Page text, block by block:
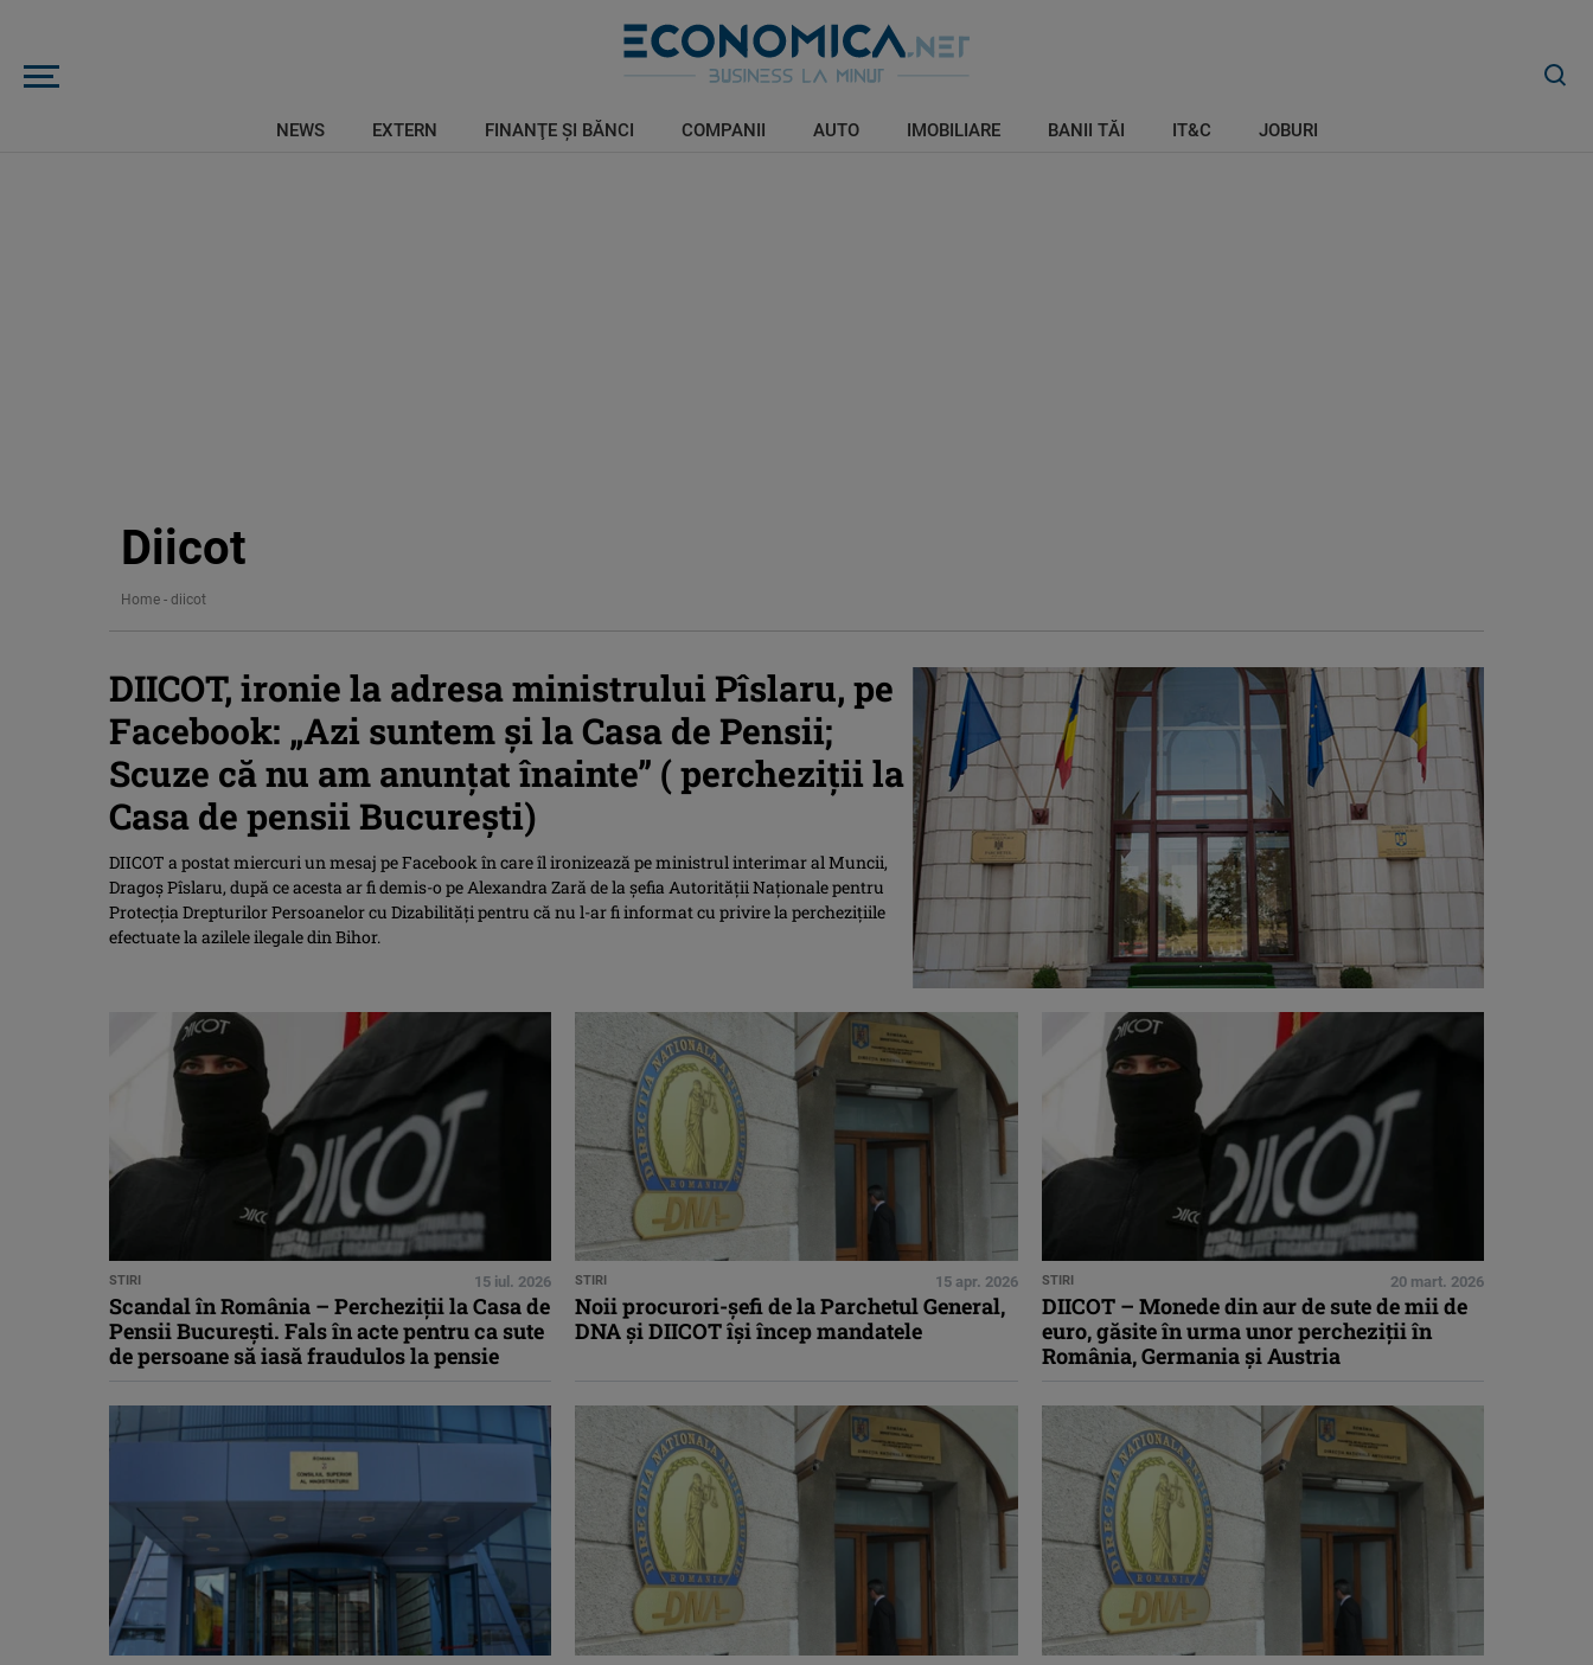
NEWS EXTERN FINANŢE ŞI BĂNCI COMPANII AUTO IMOBILIARE BANII TĂI IT&C JOBURI
Diicot
Home - diicot
DIICOT, ironie la adresa ministrului Pîslaru, pe
Facebook: „Azi suntem şi la Casa de Pensii;
Scuze că nu am anunţat înainte” ( percheziţii la
Casa de pensii Bucureşti)
DIICOT a postat miercuri un mesaj pe Facebook în care îl ironizează pe ministrul interimar al Muncii,
Dragoş Pîslaru, după ce acesta ar fi demis-o pe Alexandra Zară de la şefia Autorităţii Naţionale pentru
Protecţia Drepturilor Persoanelor cu Dizabilităţi pentru că nu l-ar fi informat cu privire la percheziţiile
efectuate la azilele ilegale din Bihor.
STIRI 15 iul. 2026
Scandal în România – Percheziţii la Casa de
Pensii Bucureşti. Fals în acte pentru ca sute
de persoane să iasă fraudulos la pensie
STIRI 15 apr. 2026
Noii procurori-şefi de la Parchetul General,
DNA şi DIICOT îşi încep mandatele
STIRI 20 mart. 2026
DIICOT – Monede din aur de sute de mii de
euro, găsite în urma unor percheziţii în
România, Germania şi Austria